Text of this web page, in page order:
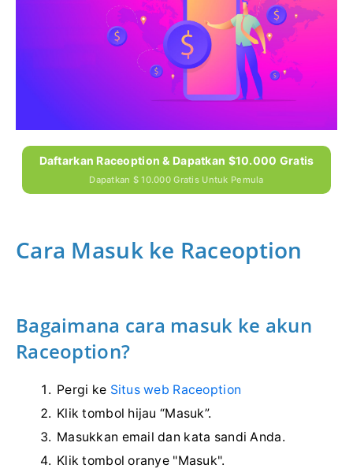
Daftarkan Raceoption & Dapatkan $10.000 Gratis
Dapatkan $ 10.000 Gratis Untuk Pemula
Cara Masuk ke Raceoption
Bagaimana cara masuk ke akun
Raceoption?
Pergi ke Situs web Raceoption
Klik tombol hijau “Masuk”.
Masukkan email dan kata sandi Anda.
Klik tombol oranye "Masuk".